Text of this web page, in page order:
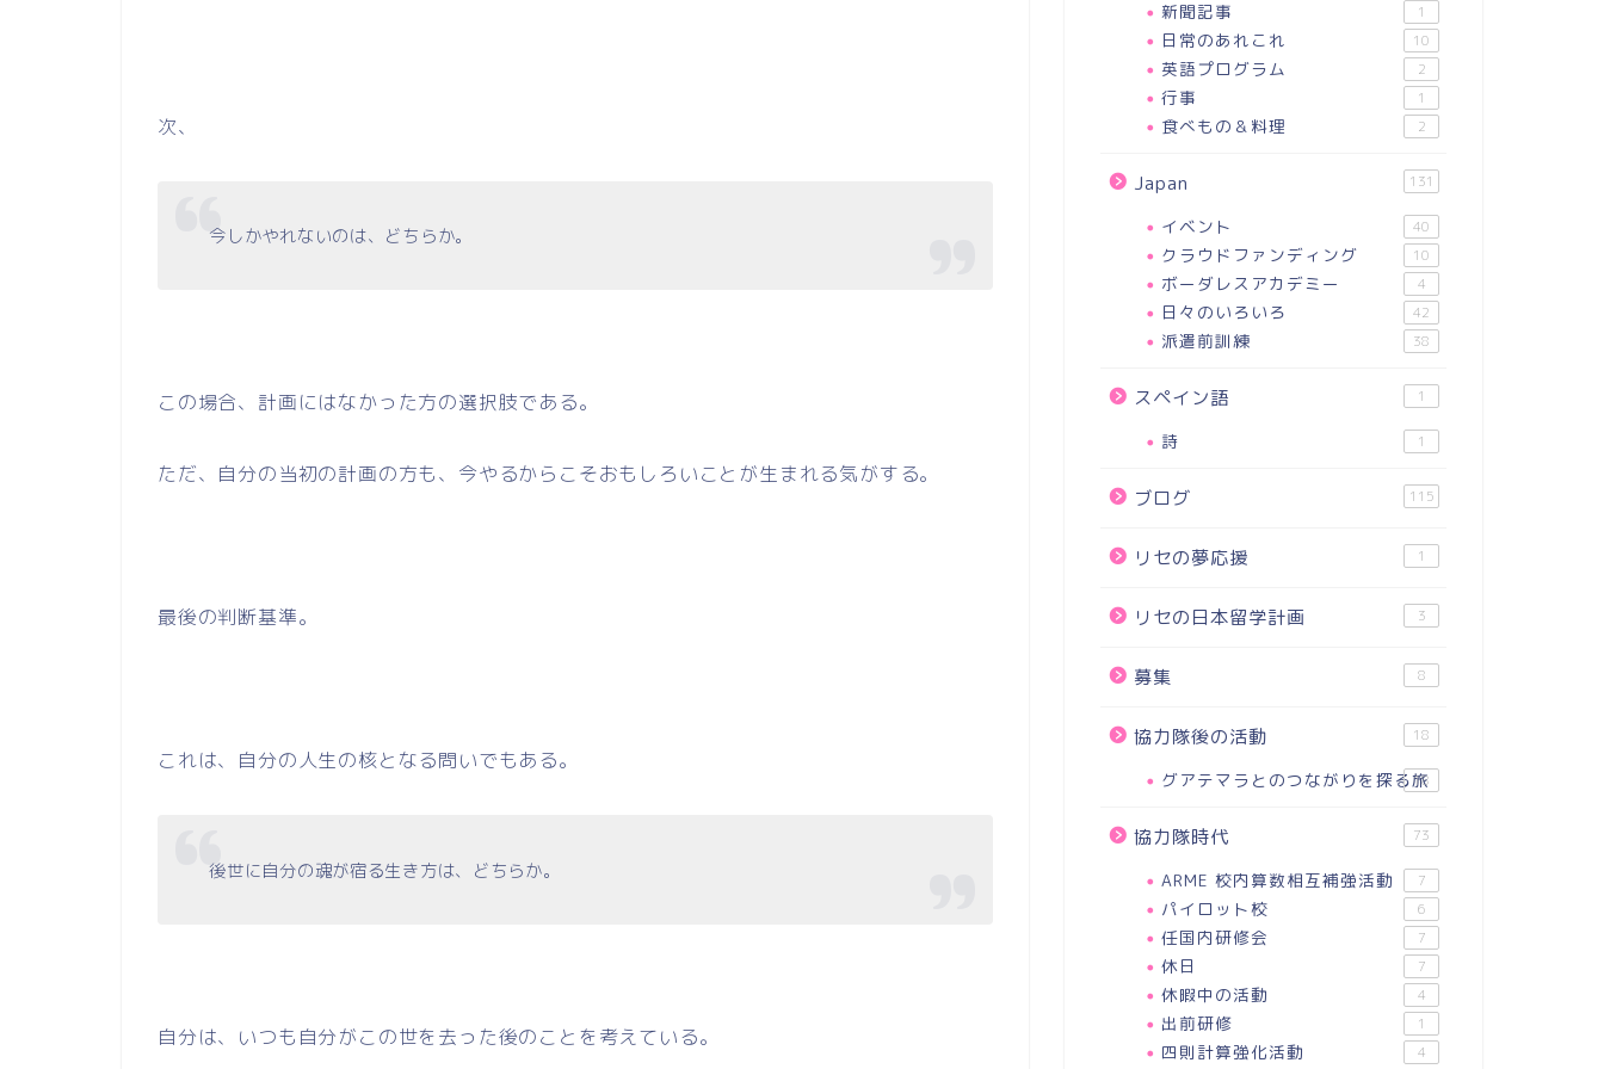
次、
今しかやれないのは、どちらか。
この場合、計画にはなかった方の選択肢である。
ただ、自分の当初の計画の方も、今やるからこそおもしろいことが生まれる気がする。
最後の判断基準。
これは、自分の人生の核となる問いでもある。
後世に自分の魂が宿る生き方は、どちらか。
自分は、いつも自分がこの世を去った後のことを考えている。
新聞記事 1
日常のあれこれ 10
英語プログラム 2
行事 1
食べもの＆料理 2
Japan 131
イベント 40
クラウドファンディング 10
ボーダレスアカデミー 4
日々のいろいろ 42
派遣前訓練 38
スペイン語 1
詩 1
ブログ 115
リセの夢応援 1
リセの日本留学計画 3
募集 8
協力隊後の活動 18
グアテマラとのつながりを探る旅
18
協力隊時代 73
ARME 校内算数相互補強活動 7
パイロット校 6
任国内研修会 7
休日 7
休暇中の活動 4
出前研修 1
四則計算強化活動 4